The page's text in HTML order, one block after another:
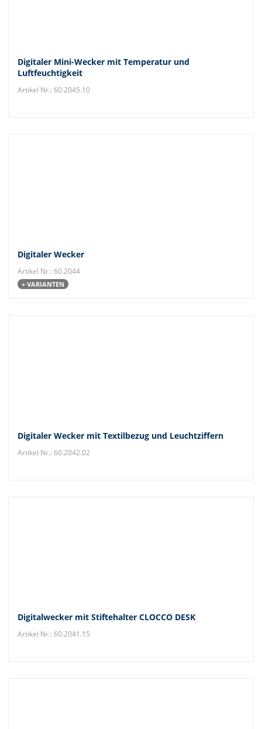
Digitaler Mini-Wecker mit Temperatur und
Luftfeuchtigkeit
Artikel Nr.: 60.2045.10
Digitaler Wecker
Artikel Nr.: 60.2044
+ VARIANTEN
Digitaler Wecker mit Textilbezug und Leuchtziffern
Artikel Nr.: 60.2042.02
Digitalwecker mit Stiftehalter CLOCCO DESK
Artikel Nr.: 60.2041.15